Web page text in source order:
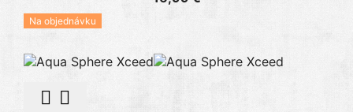
Na objednávku
 